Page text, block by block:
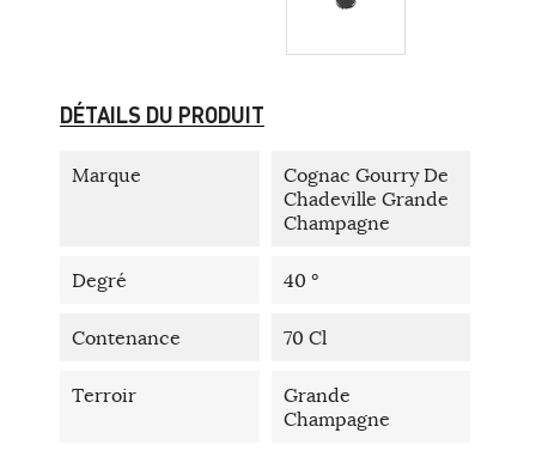
DÉTAILS DU PRODUIT
Marque
Cognac Gourry De
Chadeville Grande
Champagne
Degré 40 °
Contenance 70 Cl
Terroir
Grande
Champagne